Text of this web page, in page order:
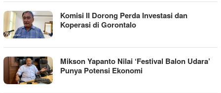
Komisi II Dorong Perda Investasi dan
Koperasi di Gorontalo
Mikson Yapanto Nilai ‘Festival Balon Udara’
Punya Potensi Ekonomi